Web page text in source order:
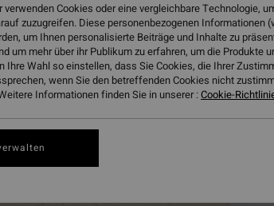
verwenden Cookies oder eine vergleichbare Technologie,
zuzugreifen. Diese personenbezogenen Informationen
um Ihnen personalisierte Beiträge und Inhalte zu
um mehr über ihr Publikum zu erfahren, um die Produkte
Ihre Wahl so einstellen, dass Sie Cookies, die Ihrer
wenn Sie den betreffenden Cookies nicht
Informationen finden Sie in unserer :Cookie-